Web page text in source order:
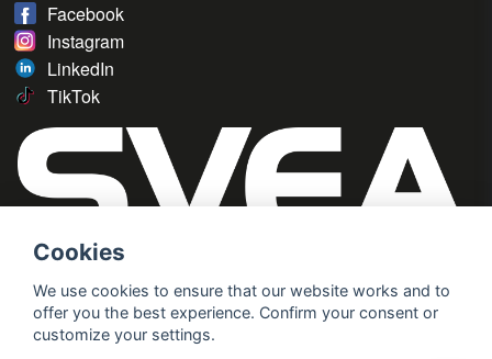
Facebook
Instagram
LinkedIn
TikTok
Cookies
We use cookies to ensure that our website works and to
offer you the best experience. Confirm your consent or
customize your settings.